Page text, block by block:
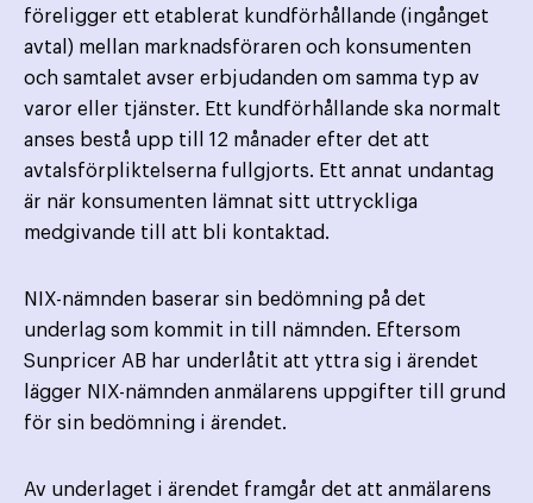
föreligger ett etablerat kundförhållande (ingånget
avtal) mellan marknads­föraren och konsumenten
och samtalet avser erbjudanden om samma typ av
varor eller tjänster. Ett kund­förhållande ska normalt
anses bestå upp till 12 månader efter det att
avtalsförpliktelserna fullgjorts. Ett annat undantag
är när konsumenten lämnat sitt uttryckliga
medgivande till att bli kontaktad.
NIX-nämnden baserar sin bedömning på det
underlag som kommit in till nämnden. Eftersom
Sunpricer AB har underlåtit att yttra sig i ärendet
lägger NIX-nämnden anmälarens uppgifter till grund
för sin bedömning i ärendet.
Av underlaget i ärendet framgår det att anmälarens